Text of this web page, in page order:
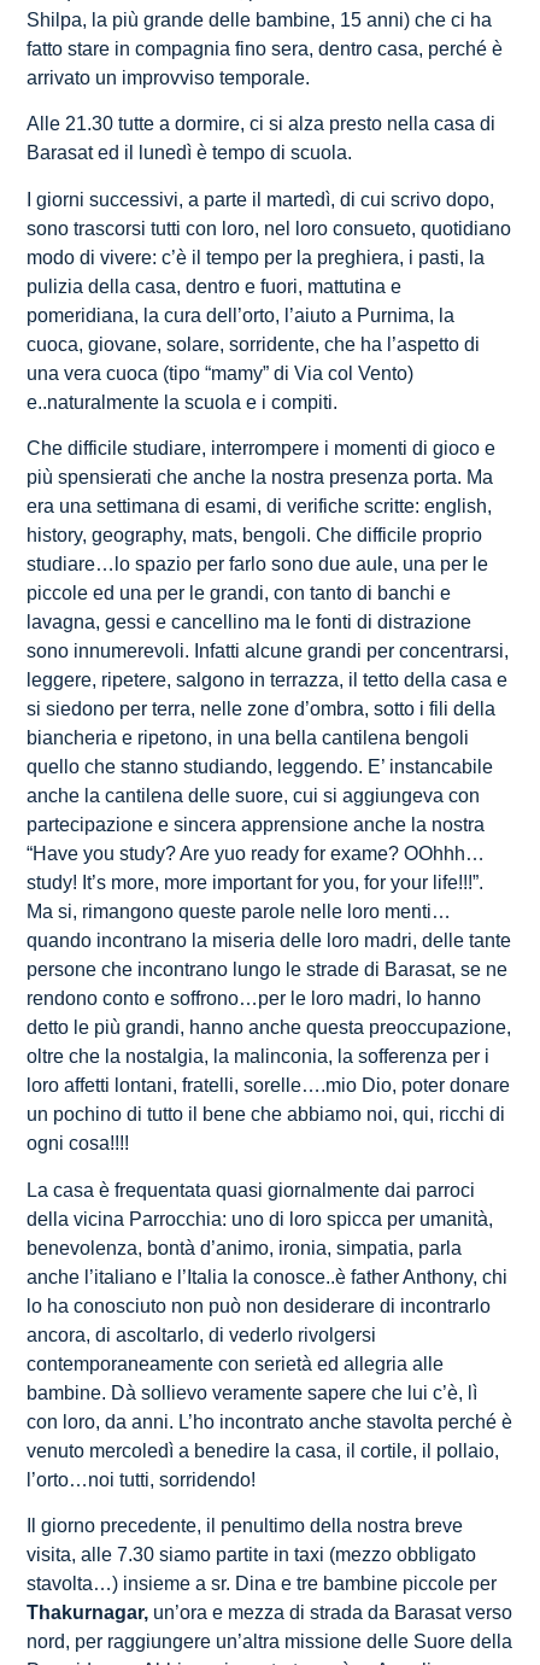
Shilpa, la più grande delle bambine, 15 anni) che ci ha
fatto stare in compagnia fino sera, dentro casa, perché è
arrivato un improvviso temporale.
Alle 21.30 tutte a dormire, ci si alza presto nella casa di
Barasat ed il lunedì è tempo di scuola.
I giorni successivi, a parte il martedì, di cui scrivo dopo,
sono trascorsi tutti con loro, nel loro consueto, quotidiano
modo di vivere: c’è il tempo per la preghiera, i pasti, la
pulizia della casa, dentro e fuori, mattutina e
pomeridiana, la cura dell’orto, l’aiuto a Purnima, la
cuoca, giovane, solare, sorridente, che ha l’aspetto di
una vera cuoca (tipo “mamy” di Via col Vento)
e..naturalmente la scuola e i compiti.
Che difficile studiare, interrompere i momenti di gioco e
più spensierati che anche la nostra presenza porta. Ma
era una settimana di esami, di verifiche scritte: english,
history, geography, mats, bengoli. Che difficile proprio
studiare…lo spazio per farlo sono due aule, una per le
piccole ed una per le grandi, con tanto di banchi e
lavagna, gessi e cancellino ma le fonti di distrazione
sono innumerevoli. Infatti alcune grandi per concentrarsi,
leggere, ripetere, salgono in terrazza, il tetto della casa e
si siedono per terra, nelle zone d’ombra, sotto i fili della
biancheria e ripetono, in una bella cantilena bengoli
quello che stanno studiando, leggendo. E’ instancabile
anche la cantilena delle suore, cui si aggiungeva con
partecipazione e sincera apprensione anche la nostra
“Have you study? Are yuo ready for exame? OOhhh…
study! It’s more, more important for you, for your life!!!”.
Ma si, rimangono queste parole nelle loro menti…
quando incontrano la miseria delle loro madri, delle tante
persone che incontrano lungo le strade di Barasat, se ne
rendono conto e soffrono…per le loro madri, lo hanno
detto le più grandi, hanno anche questa preoccupazione,
oltre che la nostalgia, la malinconia, la sofferenza per i
loro affetti lontani, fratelli, sorelle….mio Dio, poter donare
un pochino di tutto il bene che abbiamo noi, qui, ricchi di
ogni cosa!!!!
La casa è frequentata quasi giornalmente dai parroci
della vicina Parrocchia: uno di loro spicca per umanità,
benevolenza, bontà d’animo, ironia, simpatia, parla
anche l’italiano e l’Italia la conosce..è father Anthony, chi
lo ha conosciuto non può non desiderare di incontrarlo
ancora, di ascoltarlo, di vederlo rivolgersi
contemporaneamente con serietà ed allegria alle
bambine. Dà sollievo veramente sapere che lui c’è, lì
con loro, da anni. L’ho incontrato anche stavolta perché è
venuto mercoledì a benedire la casa, il cortile, il pollaio,
l’orto…noi tutti, sorridendo!
Il giorno precedente, il penultimo della nostra breve
visita, alle 7.30 siamo partite in taxi (mezzo obbligato
stavolta…) insieme a sr. Dina e tre bambine piccole per
Thakurnagar, un’ora e mezza di strada da Barasat verso
nord, per raggiungere un’altra missione delle Suore della